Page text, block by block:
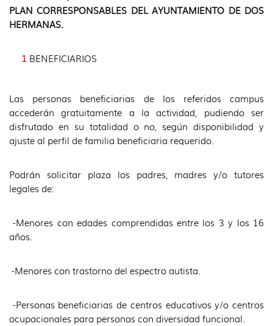
PLAN CORRESPONSABLES DEL AYUNTAMIENTO DE DOS
HERMANAS.
BENEFICIARIOS
Las personas beneficiarias de los referidos campus
accederán gratuitamente a la actividad, pudiendo ser
disfrutado en su totalidad o no, según disponibilidad y
ajuste al perfil de familia beneficiaria requerido.
Podrán solicitar plaza los padres, madres y/o tutores
legales de:
-Menores con edades comprendidas entre los 3 y los 16
años.
-Menores con trastorno del espectro autista.
-Personas beneficiarias de centros educativos y/o centros
ocupacionales para personas con diversidad funcional.